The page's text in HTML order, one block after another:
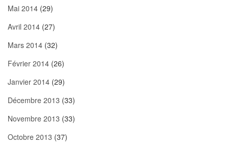
Mai 2014 (29)
Avril 2014 (27)
Mars 2014 (32)
Février 2014 (26)
Janvier 2014 (29)
Décembre 2013 (33)
Novembre 2013 (33)
Octobre 2013 (37)